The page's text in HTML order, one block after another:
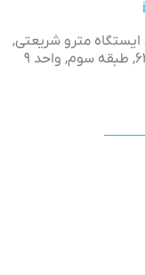
مترو شریعتی,